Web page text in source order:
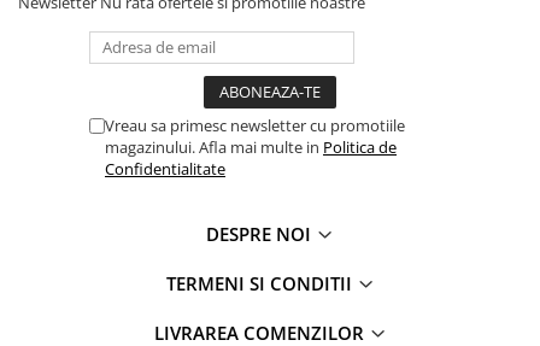
Vreau sa primesc newsletter cu promotiile
magazinului. Afla mai multe in Politica de
Confidentialitate
DESPRE NOI
TERMENI SI CONDITII
LIVRAREA COMENZILOR